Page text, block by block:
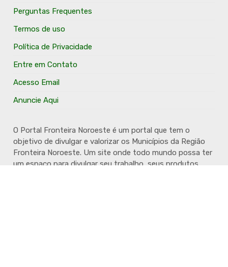
Perguntas Frequentes
Termos de uso
Política de Privacidade
Entre em Contato
Acesso Email
Anuncie Aqui
O Portal Fronteira Noroeste é um portal que tem o
objetivo de divulgar e valorizar os Municípios da Região
Fronteira Noroeste. Um site onde todo mundo possa ter
um espaço para divulgar seu trabalho, seus produtos,